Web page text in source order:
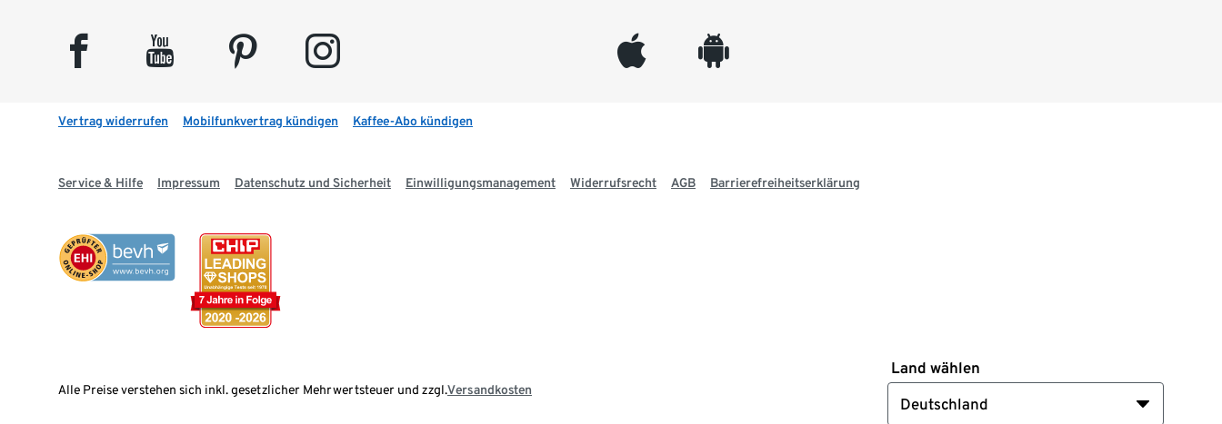
facebook youtube pinterest instagram appleinc android
Vertrag widerrufen Mobilfunkvertrag kündigen Kaffee-Abo kündigen
Service & Hilfe Impressum Datenschutz und Sicherheit Einwilligungsmanagement Widerrufsrecht AGB Barrierefreiheitserklärung
Alle Preise verstehen sich inkl. gesetzlicher Mehrwertsteuer und zzgl.Versandkosten
Land wählen
Deutschland